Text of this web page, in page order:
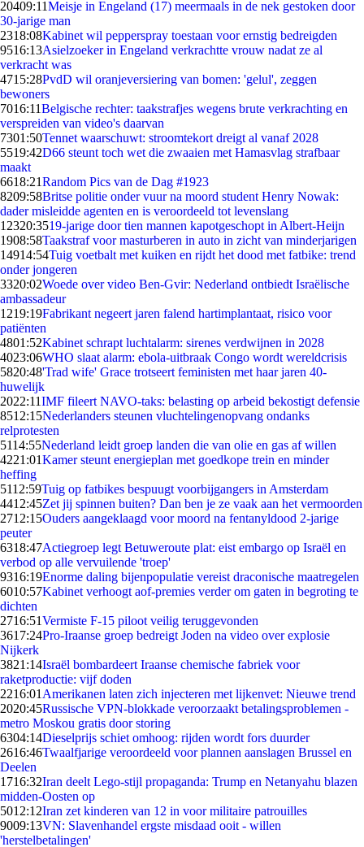
20409:11Meisje in Engeland (17) meermaals in de nek gestoken door
30-jarige man
2318:08Kabinet wil pepperspray toestaan voor ernstig bedreigden
9516:13Asielzoeker in Engeland verkrachtte vrouw nadat ze al
verkracht was
4715:28PvdD wil oranjeversiering van bomen: 'gelul', zeggen
bewoners
7016:11Belgische rechter: taakstrafjes wegens brute verkrachting en
verspreiden van video's daarvan
7301:50Tennet waarschuwt: stroomtekort dreigt al vanaf 2028
5519:42D66 steunt toch wet die zwaaien met Hamasvlag strafbaar
maakt
6618:21Random Pics van de Dag #1923
8209:58Britse politie onder vuur na moord student Henry Nowak:
dader misleidde agenten en is veroordeeld tot levenslang
12320:3519-jarige door tien mannen kapotgeschopt in Albert-Heijn
1908:58Taakstraf voor masturberen in auto in zicht van minderjarigen
14914:54Tuig voetbalt met kuiken en rijdt het dood met fatbike: trend
onder jongeren
3320:02Woede over video Ben-Gvir: Nederland ontbiedt Israëlische
ambassadeur
1219:19Fabrikant negeert jaren falend hartimplantaat, risico voor
patiënten
4801:52Kabinet schrapt luchtalarm: sirenes verdwijnen in 2028
4023:06WHO slaat alarm: ebola-uitbraak Congo wordt wereldcrisis
5820:48'Trad wife' Grace trotseert feministen met haar jaren 40-
huwelijk
2022:11IMF fileert NAVO-taks: belasting op arbeid bekostigt defensie
8512:15Nederlanders steunen vluchtelingenopvang ondanks
relprotesten
5114:55Nederland leidt groep landen die van olie en gas af willen
4221:01Kamer steunt energieplan met goedkope trein en minder
heffing
5112:59Tuig op fatbikes bespuugt voorbijgangers in Amsterdam
4412:45Zet jij spinnen buiten? Dan ben je ze vaak aan het vermoorden
2712:15Ouders aangeklaagd voor moord na fentanyldood 2-jarige
peuter
6318:47Actiegroep legt Betuweroute plat: eist embargo op Israël en
verbod op alle vervuilende 'troep'
9316:19Enorme daling bijenpopulatie vereist draconische maatregelen
6010:57Kabinet verhoogt aof-premies verder om gaten in begroting te
dichten
2716:51Vermiste F-15 piloot veilig teruggevonden
3617:24Pro-Iraanse groep bedreigt Joden na video over explosie
Nijkerk
3821:14Israël bombardeert Iraanse chemische fabriek voor
raketproductie: vijf doden
2216:01 Amerikanen laten zich injecteren met lijkenvet: Nieuwe trend
2020:45Russische VPN-blokkade veroorzaakt betalingsproblemen -
metro Moskou gratis door storing
6304:14Dieselprijs schiet omhoog: rijden wordt fors duurder
2616:46Twaalfjarige veroordeeld voor plannen aanslagen Brussel en
Deelen
1716:32Iran deelt Lego-stijl propaganda: Trump en Netanyahu blazen
midden-Oosten op
5012:12Iran zet kinderen van 12 in voor militaire patrouilles
9009:13VN: Slavenhandel ergste misdaad ooit - willen
'herstelbetalingen'